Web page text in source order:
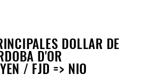
DOLLAR DE
D'OR
/ FJD => NIO